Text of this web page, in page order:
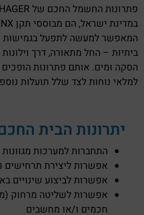
המאפשר למעשה לתפעל בגמישות
ביתיות – החל מתאורה, דרך וילונות
הסקה ומים. אותם פתרונות
למלאי נוחות לצד שלל תועלות
יתרונות הבית
התחברות למערכות
אפשרות ליצירת תרחישים
אפשרות לביצוע שינויים
אפשרות לשליטה מרחוק
חכמים ו/או מחשבים